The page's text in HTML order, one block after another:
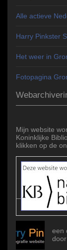
Alle actieve
Harry Pinkster
Het weer in
Fotopagina
Mijn website
Koninklijke
klikken op de
een